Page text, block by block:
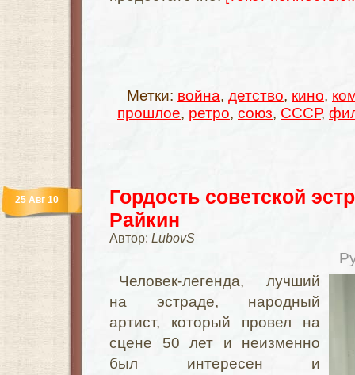
Метки: война, детство, кино,
прошлое, ретро, союз, СССР,
Гордость советской
Райкин
Автор: LubovS
25 Авг 10
Человек-легенда, лучший
на эстраде, народный
артист, который провел на
сцене 50 лет и неизменно
был интересен и